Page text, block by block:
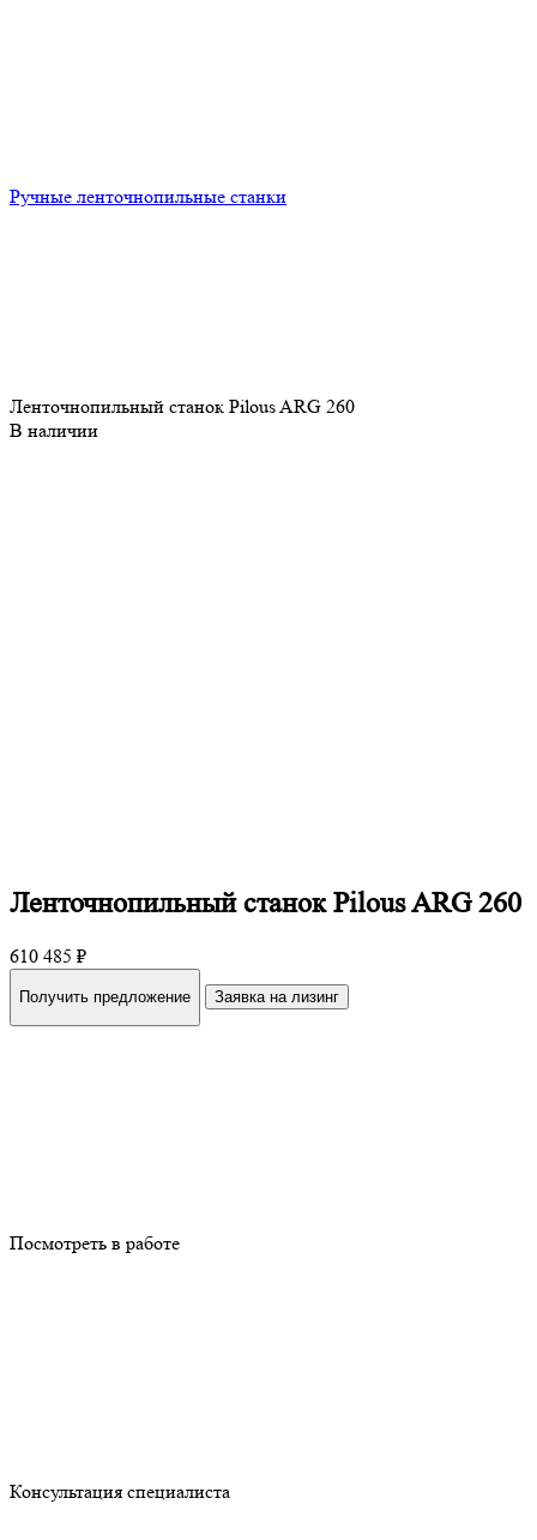
Ручные ленточнопильные станки
Ленточнопильный станок Pilous ARG 260
В наличии
Ленточнопильный станок Pilous ARG 260
610 485 ₽
Получить предложение Заявка на лизинг
Посмотреть в работе
Консультация специалиста